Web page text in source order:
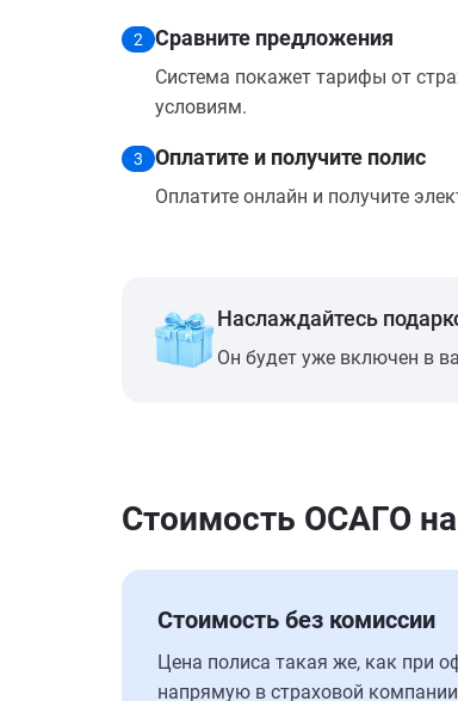
2 Сравните предложения
Система покажет тарифы от
условиям.
3 Оплатите и получите полис
Оплатите онлайн и получите
Наслаждайтесь
Он будет уже включен в
Стоимость ОСАГО на
Стоимость без комиссии
Цена полиса такая же, как при
напрямую в страховой